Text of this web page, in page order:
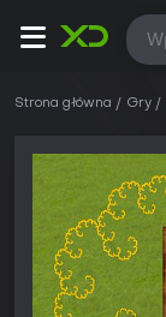
Strona główna Gry